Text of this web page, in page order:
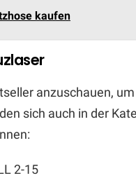
kaufen
anzuschauen,
sich auch in der
2-15